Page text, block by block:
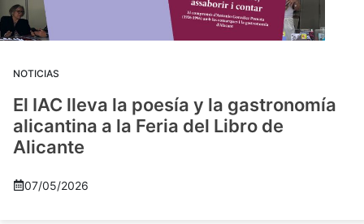
NOTICIAS
El IAC lleva la poesía y la gastronomía
alicantina a la Feria del Libro de
Alicante
07/05/2026